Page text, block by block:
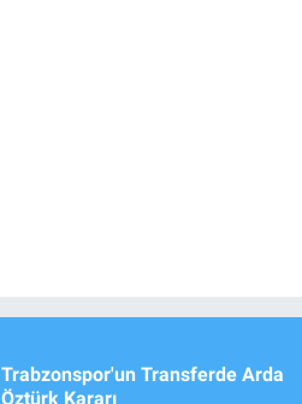
Trabzonspor'un Transferde Arda
Öztürk Kararı